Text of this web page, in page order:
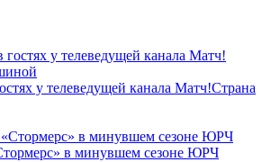
у телеведущей канала Матч!Страна
в минувшем сезоне ЮРЧ